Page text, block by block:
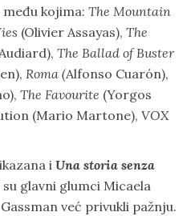
kojima: The Mountain
(Olivier Assayas), The
The Ballad of Buster
Roma (Alfonso Cuarón),
The Favourite (Yorgos
(Mario Martone), VOX
i Una storia senza
glavni glumci Micaela
već privukli pažnju.